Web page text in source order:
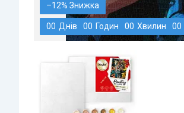
–12%
00 Днів 00 Годин 00 Хвилин 00